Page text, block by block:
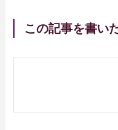
この記事を書い